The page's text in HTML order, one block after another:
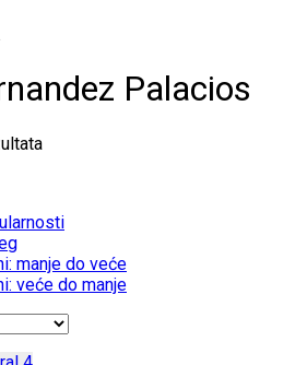
Palacios
Poredano
manje do veće
veće do manje